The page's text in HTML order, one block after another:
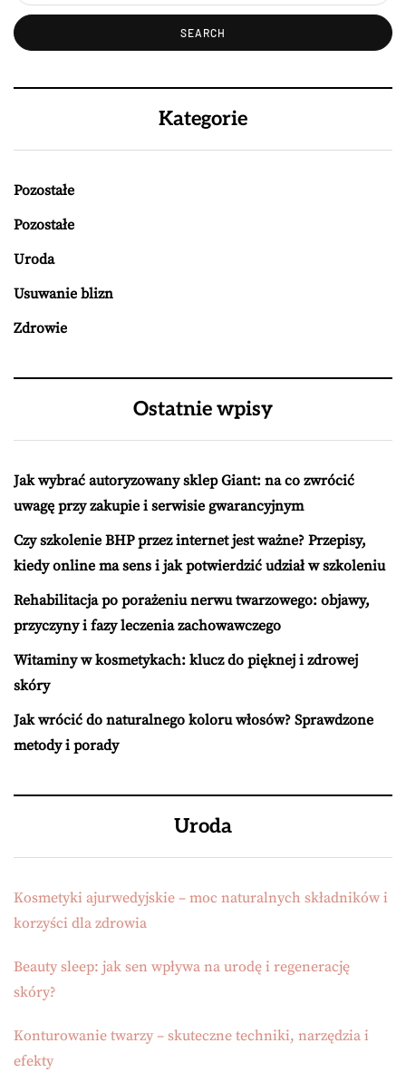
Kategorie
Pozostałe
Pozostałe
Uroda
Usuwanie blizn
Zdrowie
Ostatnie wpisy
Jak wybrać autoryzowany sklep Giant: na co zwrócić
uwagę przy zakupie i serwisie gwarancyjnym
Czy szkolenie BHP przez internet jest ważne? Przepisy,
kiedy online ma sens i jak potwierdzić udział w szkoleniu
Rehabilitacja po porażeniu nerwu twarzowego: objawy,
przyczyny i fazy leczenia zachowawczego
Witaminy w kosmetykach: klucz do pięknej i zdrowej
skóry
Jak wrócić do naturalnego koloru włosów? Sprawdzone
metody i porady
Uroda
Kosmetyki ajurwedyjskie – moc naturalnych składników i
korzyści dla zdrowia
Beauty sleep: jak sen wpływa na urodę i regenerację
skóry?
Konturowanie twarzy – skuteczne techniki, narzędzia i
efekty